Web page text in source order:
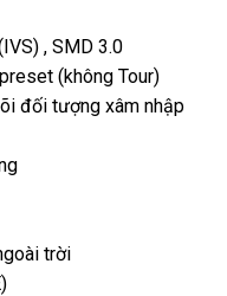
, SMD 3.0
(không Tour)
đối tượng xâm nhập
trời